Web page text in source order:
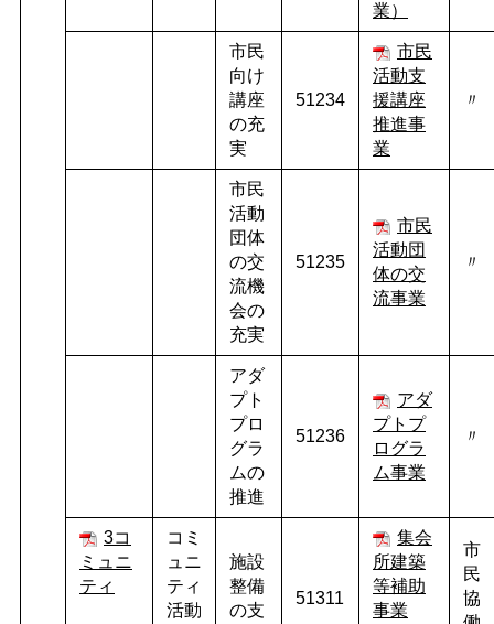
業）
市民
向け
講座
の充
実
51234
市民
活動支
援講座
推進事
業
〃
市民
活動
団体
の交
流機
会の
充実
51235
市民
活動団
体の交
流事業
〃
アダ
プト
プロ
グラ
ムの
推進
51236
アダ
プトプ
ログラ
ム事業
〃
3コ
ミュニ
ティ
コミ
ュニ
ティ
活動
施設
整備
の支
51311
集会
所建築
等補助
事業
市
民
協